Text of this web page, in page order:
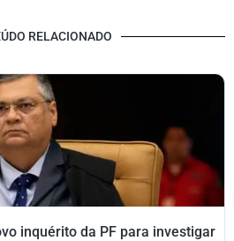
RELACIONADO
inquérito da PF para investigar